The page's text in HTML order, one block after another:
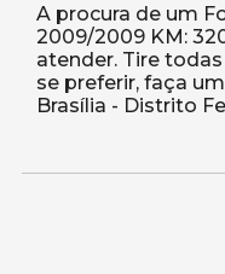
A procura de um
2009/2009 KM:
atender. Tire
se preferir, faça